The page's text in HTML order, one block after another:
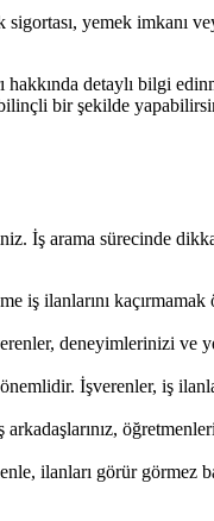
yemek imkanı
detaylı bilgi
bir şekilde
İş arama sürecinde
ilanlarını
deneyimlerinizi
İşverenler, iş
ilanları görür görmez